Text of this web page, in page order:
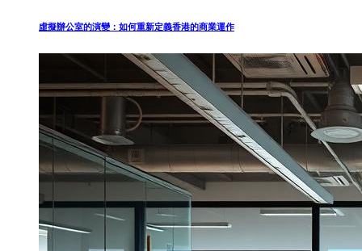
虛擬辦公室的演變：如何重新定義香港的商業運作